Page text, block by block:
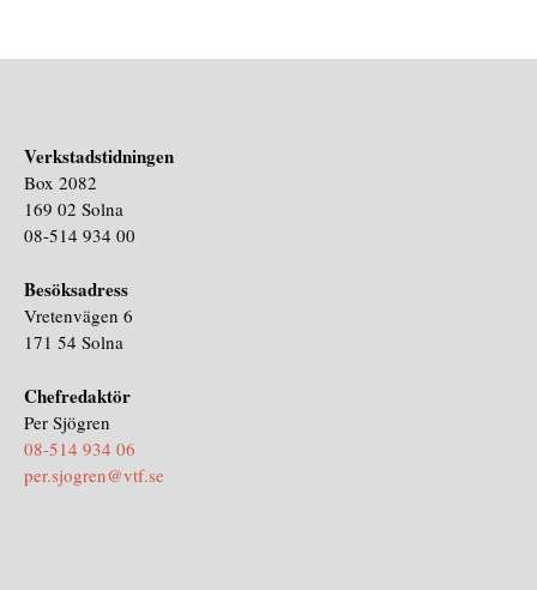
Verkstadstidningen
Box 2082
169 02 Solna
08-514 934 00
Besöksadress
Vretenvägen 6
171 54 Solna
Chefredaktör
Per Sjögren
08-514 934 06
per.sjogren@vtf.se